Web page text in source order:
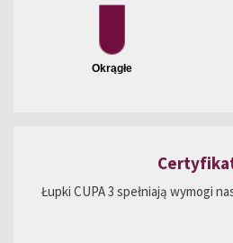
Okrągłe
Łupki CUPA 3 spełniają wymogi